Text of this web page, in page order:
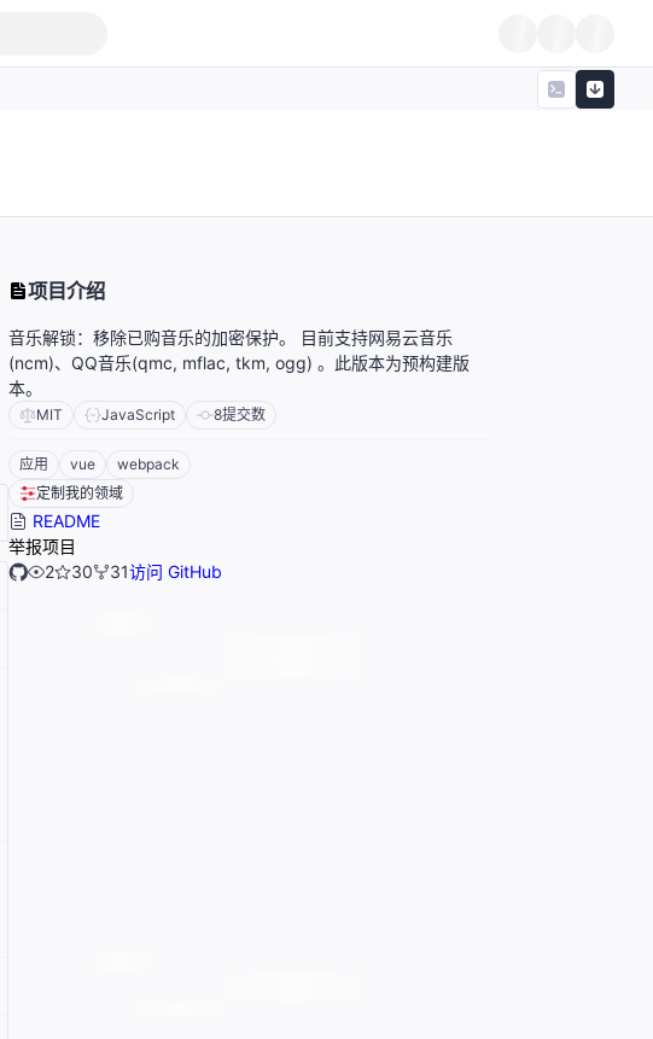
项目介绍
音乐解锁：移除已购音乐的加密保护。 目前支持网易云音乐
(ncm)、QQ音乐(qmc, mflac, tkm, ogg) 。此版本为预构建版
本。
MIT JavaScript 8提交数
应用 vue
webpack
定制我的领域
README
举报项目
2
30 31访问 GitHub